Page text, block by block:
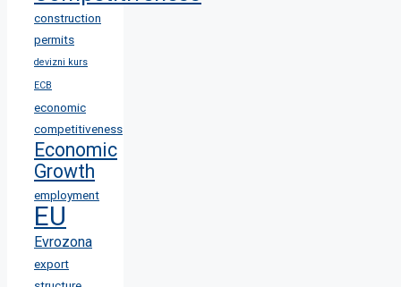
construction
permits
devizni kurs
ECB
economic
competitiveness
Economic
Growth
employment
EU
Evrozona
export